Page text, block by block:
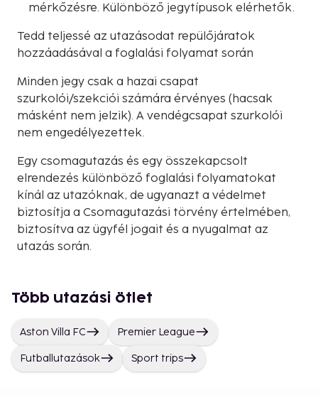
mérkőzésre. Különböző jegytípusok elérhetők.
Tedd teljessé az utazásodat repülőjáratok
hozzáadásával a foglalási folyamat során
Minden jegy csak a hazai csapat
szurkolói/szekciói számára érvényes (hacsak
másként nem jelzik). A vendégcsapat szurkolói
nem engedélyezettek.
Egy csomagutazás és egy összekapcsolt
elrendezés különböző foglalási folyamatokat
kínál az utazóknak, de ugyanazt a védelmet
biztosítja a Csomagutazási törvény értelmében,
biztosítva az ügyfél jogait és a nyugalmat az
utazás során.
Több utazási ötlet
Aston Villa FC Premier League
Futballutazások Sport trips